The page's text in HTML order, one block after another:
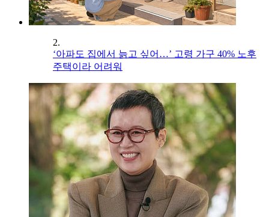
2.
‘아파도 집에서 늙고 싶어…’ 고령 가구 40% 노후
주택이라 어려워